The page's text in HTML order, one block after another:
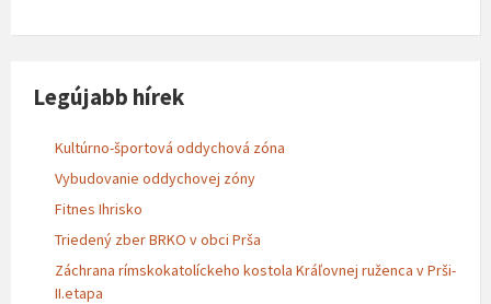
Legújabb hírek
Kultúrno-športová oddychová zóna
Vybudovanie oddychovej zóny
Fitnes Ihrisko
Triedený zber BRKO v obci Prša
Záchrana rímskokatolíckeho kostola Kráľovnej ruženca v Prši-
II.etapa